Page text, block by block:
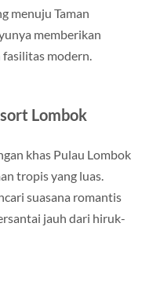
menuju Taman
memberikan
modern.
Lombok
khas Pulau Lombok
tropis yang luas.
suasana romantis
jauh dari hiruk-